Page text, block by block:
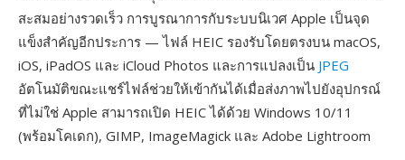
สะสมอย่างรวดเร็ว การบูรณาการกับระบบนิเวศ Apple เป็นจุด
แข็งสำคัญอีกประการ — ไฟล์ HEIC รองรับโดยตรงบน macOS,
iOS, iPadOS และ iCloud Photos และการแปลงเป็น JPEG
อัตโนมัติขณะแชร์ไฟล์ช่วยให้เข้ากันได้เมื่อส่งภาพไปยังอุปกรณ์
ที่ไม่ใช่ Apple สามารถเปิด HEIC ได้ด้วย Windows 10/11
(พร้อมโคเดก), GIMP, ImageMagick และ Adobe Lightroom